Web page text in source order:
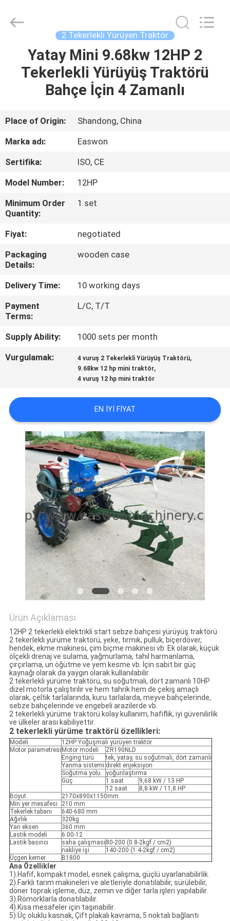
ÜRÜN:%
HAKKIMIZDA
FABRIKA
TURU
KALITE
KONTROL
BIZIMLE
ILETIŞIME
GEÇIN
HABERLER
ISTEĞI
SITE
HARITASI
PRIVACY
POLICY
Export
2 Tekerlekli Yürüyen Traktör
Yatay Mini 9.68kw 12HP 2
Tekerlekli Yürüyüş Traktörü
Bahçe İçin 4 Zamanlı
Place of Origin:
Shandong, China
Marka adı:
Easwon
Sertifika:
ISO, CE
Model Number:
12HP
Minimum Order
Quantity:
1 set
Fiyat:
negotiated
Packaging
Details:
wooden case
Delivery Time:
10 working days
Payment
Terms:
L/C, T/T
Supply Ability:
1000 sets per month
Vurgulamak:
4 vuruş 2 Tekerlekli Yürüyüş Traktörü,
9.68kw 12 hp mini traktör,
4 vuruş 12 hp mini traktör
EN IYI FIYAT
Ürün Açıklaması
12HP 2 tekerlekli elektrikli start sebze bahçesi yürüyüş traktörü
2 tekerlekli yürüme traktörü, yeke, tırmık, pulluk, biçerdöver,
hendek, ekme makinesi, çim biçme makinesi vb. Ek olarak, küçük
ölçekli drenaj ve sulama, yağmurlama, tahıl harmanlama,
çırçırlama, un öğütme ve yem kesme vb. İçin sabit bir güç
kaynağı olarak da yaygın olarak kullanılabilir.
2 tekerlekli yürüme traktörü, su soğutmalı, dört zamanlı 10HP
dizel motorla çalıştırılır ve hem tahrik hem de çekiş amaçlı
olarak, çeltik tarlalarında, kuru tarlalarda, meyve bahçelerinde,
sebze bahçelerinde ve engebeli arazilerde vb.
2 tekerlekli yürüme traktörü kolay kullanım, hafiflik, iyi güvenilirlik
ve ülkeler arası kabiliyettir.
2 tekerlekli yürüme traktörü özellikleri:
Modeli
12HP Yoğuşmalı yürüyen traktör
Motor parametresi Motor modeli
ZR190NLD
Enging türü
tek, yatay, su soğutmalı, dört zamanlı
Yanma sistemi direkt enjeksiyon
Soğutma yolu
yoğunlaştırma
Güç
1 saat
9,68 kW / 13 HP
12 saat
8,8 kW / 11,8 HP
Boyut
2170x890x1150mm
Min.yer mesafesi
210 mm
Tekerlek tabanı
640-680 mm
Ağırlık
320kg
Yarı eksen
360 mm
Lastik modeli
6.00-12
Lastik basıncı
saha çalışması 80-200 (0.8-2kgf / cm2)
nakliye işi
140-200 (1.4-2kgf / cm2)
Üçgen kemer
B1800
Ana Özellikler
1).Hafif, kompakt model, esnek çalışma, güçlü uyarlanabilirlik.
2).Farklı tarım makineleri ve aletleriyle donatılabilir, sürülebilir,
döner toprak işleme, düz, zemin ve diğer tarla işleri yapılabilir.
3).Römorklarla donatılabilir.
4).Kısa mesafeler için taşınabilir.
5).Üç oluklu kasnak, Çift plakalı kavrama, 5 noktalı bağlantı